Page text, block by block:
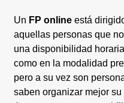
Un FP online está
aquellas personas que
una disponibilidad horaria
como en la modalidad
pero a su vez son
saben organizar mejor su